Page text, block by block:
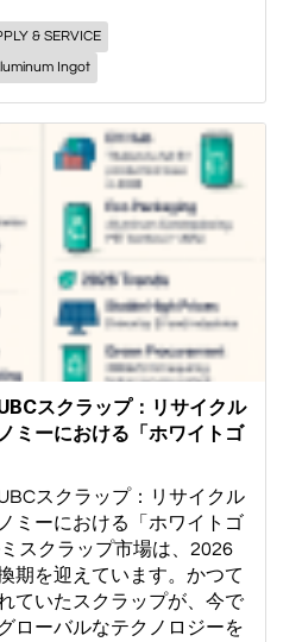
& SERVICE
Ingot
スクラップ：リサイクル
ミーにおける「ホワイトゴ
スクラップ：リサイクル
ミーにおける「ホワイトゴ
スクラップ市場は、2026
期を迎えています。かつて
ていたスクラップが、今で
ローバルなテクノロジーを